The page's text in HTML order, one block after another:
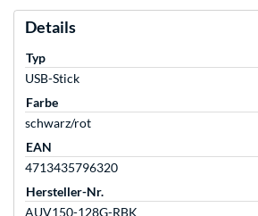
Details
Typ
USB-Stick
Farbe
schwarz/rot
EAN
4713435796320
Hersteller-Nr.
AUV150-128G-RBK